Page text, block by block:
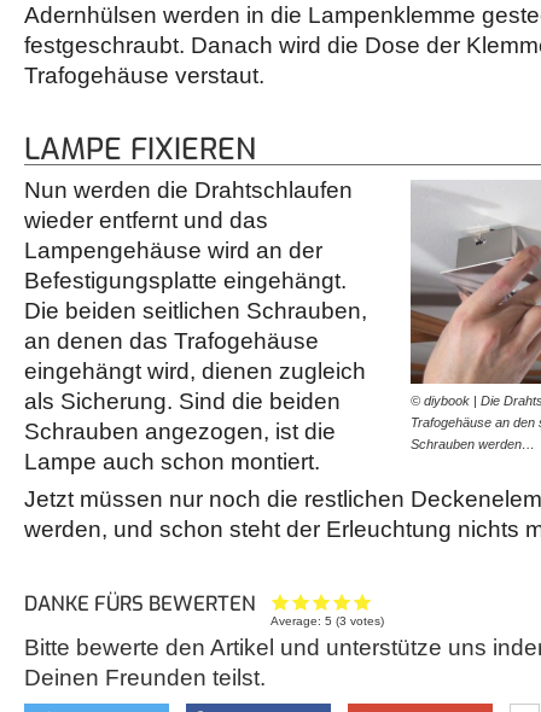
Adernhülsen werden in die Lampenklemme
festgeschraubt. Danach wird die Dose der
Trafogehäuse verstaut.
LAMPE FIXIEREN
© diybook | Die
Trafogehäuse an den
Schrauben werden…
Nun werden die Drahtschlaufen
wieder entfernt und das
Lampengehäuse wird an der
Befestigungsplatte eingehängt.
Die beiden seitlichen Schrauben,
an denen das Trafogehäuse
eingehängt wird, dienen zugleich
als Sicherung. Sind die beiden
Schrauben angezogen, ist die
Lampe auch schon montiert.
Jetzt müssen nur noch die restlichen
werden, und schon steht der Erleuchtung nichts
DANKE FÜRS BEWERTEN
Average:5 (3 votes)
Bitte bewerte den Artikel und unterstütze uns
Deinen Freunden teilst.